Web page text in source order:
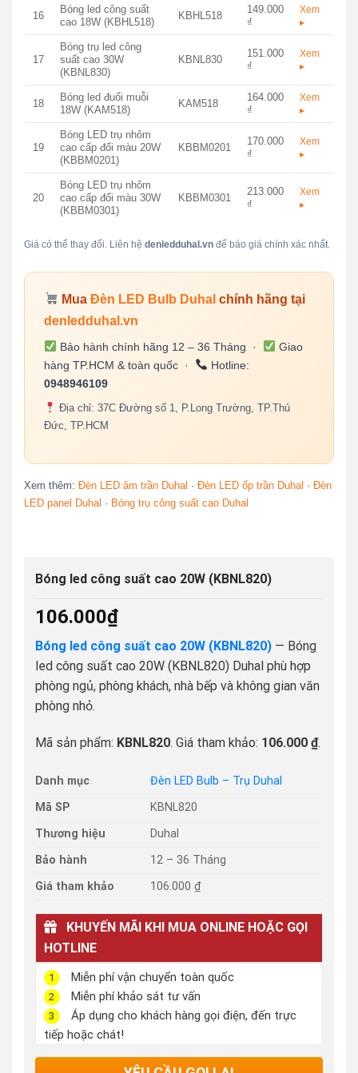
16
Bóng led công suất
cao 18W (KBHL518)
KBHL518
149.000
₫
Xem
▸
17
Bóng trụ led công
suất cao 30W
(KBNL830)
KBNL830
151.000
₫
Xem
▸
18
Bóng led đuổi muỗi
18W (KAM518)
KAM518
164.000
₫
Xem
▸
19
Bóng LED trụ nhôm
cao cấp đổi màu 20W
(KBBM0201)
KBBM0201
170.000
₫
Xem
▸
20
Bóng LED trụ nhôm
cao cấp đổi màu 30W
(KBBM0301)
KBBM0301
213.000
₫
Xem
▸
Giá có thể thay đổi. Liên hệ denledduhal.vnđể báo giá chính xác nhất.
MuaĐèn LED Bulb Duhal chính hãng tại
denledduhal.vn
Bảo hành chính hãng 12 – 36 Tháng ·
Giao
hàng TP.HCM & toàn quốc ·
Hotline:
0948946109
Địa chỉ: 37C Đường số 1, P.Long Trường, TP.Thủ
Đức, TP.HCM
Xem thêm: Đèn LED âm trần Duhal · Đèn LED ốp trần Duhal · Đèn
LED panel Duhal · Bóng trụ công suất cao Duhal
Bóng led công suất cao 20W (KBNL820)
106.000₫
Bóng led công suất cao 20W (KBNL820)— Bóng
led công suất cao 20W (KBNL820) Duhal phù hợp
phòng ngủ, phòng khách, nhà bếp và không gian văn
phòng nhỏ.
Mã sản phẩm: KBNL820. Giá tham khảo: 106.000 ₫.
Danh mục
Đèn LED Bulb – Trụ Duhal
Mã SP
KBNL820
Thương hiệu
Duhal
Bảo hành
12 – 36 Tháng
Giá tham khảo
106.000 ₫
KHUYẾN MÃI KHI MUA ONLINE HOẶC GỌI
HOTLINE
1 Miễn phí vận chuyển toàn quốc
2 Miễn phí khảo sát tư vấn
3
Áp dụng cho khách hàng gọi điện, đến trực
tiếp hoặc chát!